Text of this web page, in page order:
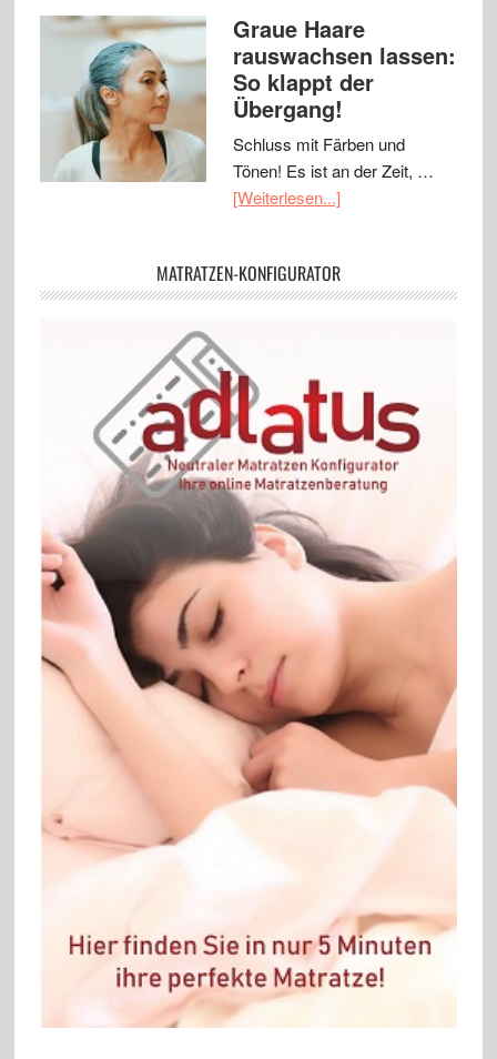
Graue Haare
rauswachsen lassen:
So klappt der
Übergang!
Schluss mit Färben und
Tönen! Es ist an der Zeit, …
[Weiterlesen...]
MATRATZEN-KONFIGURATOR